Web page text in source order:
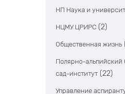
НП Наука и
НЦМУ ЦРИРС (2)
Общественная жизнь
Полярно-альпийский
сад-институт (22)
Управление